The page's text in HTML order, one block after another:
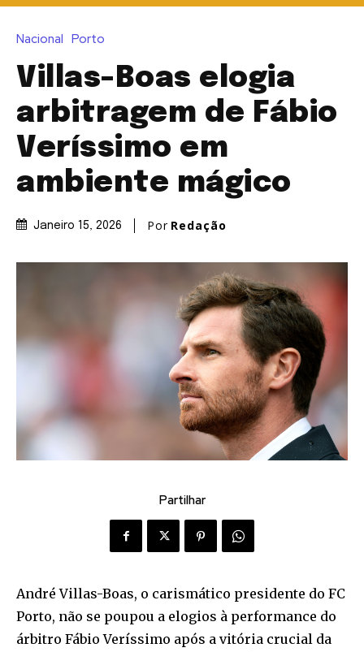
Nacional Porto
Villas-Boas elogia
arbitragem de Fábio
Veríssimo em
ambiente mágico
Janeiro 15, 2026 Por Redação
Partilhar
André Villas-Boas, o carismático presidente do FC
Porto, não se poupou a elogios à performance do
árbitro Fábio Veríssimo após a vitória crucial da